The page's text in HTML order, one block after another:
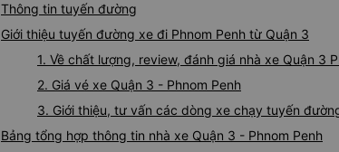
Thông tin tuyến đường
Giới thiệu tuyến đường xe đi Phnom Penh từ Quận 3
1. Về chất lượng, review, đánh giá nhà xe Quận 3
2. Giá vé xe Quận 3 - Phnom Penh
3. Giới thiệu, tư vấn các dòng xe chạy tuyến
Bảng tổng hợp thông tin nhà xe Quận 3 - Phnom Penh